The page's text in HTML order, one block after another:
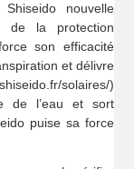
nouvelle
de la protection
son efficacité
et délivre
solaires/)
de l’eau et sort
puise sa force